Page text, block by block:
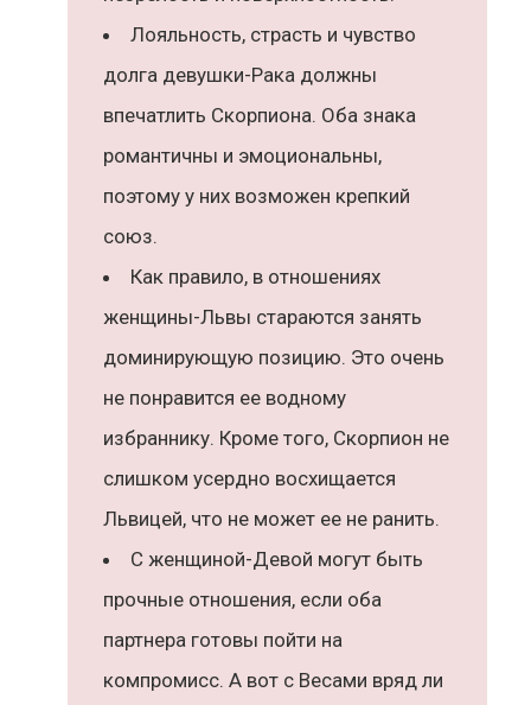
Лояльность, страсть и чувство
долга девушки-Рака должны
впечатлить Скорпиона. Оба знака
романтичны и эмоциональны,
поэтому у них возможен крепкий
союз.
Как правило, в отношениях
женщины-Львы стараются занять
доминирующую позицию. Это очень
не понравится ее водному
избраннику. Кроме того, Скорпион не
слишком усердно восхищается
Львицей, что не может ее не ранить.
С женщиной-Девой могут быть
прочные отношения, если оба
партнера готовы пойти на
компромисс. А вот с Весами вряд ли